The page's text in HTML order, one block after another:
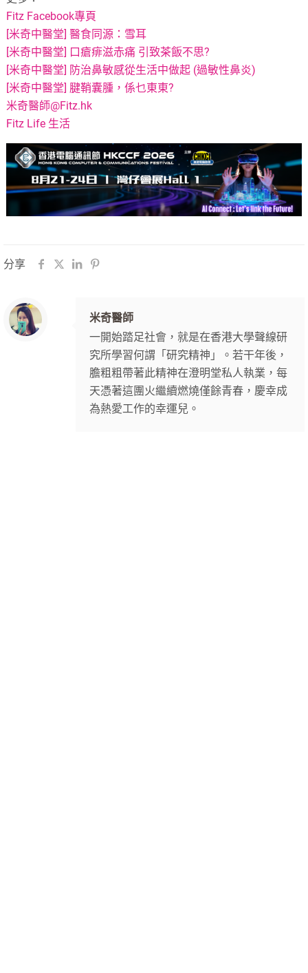
Fitz Facebook專頁
[米奇中醫堂] 醫食同源：雪耳
[米奇中醫堂] 口瘡痱滋赤痛 引致茶飯不思?
[米奇中醫堂] 防治鼻敏感從生活中做起 (過敏性鼻炎)
[米奇中醫堂] 腱鞘囊腫，係乜東東?
米奇醫師@Fitz.hk
Fitz Life 生活
分享
米奇醫師
一開始踏足社會，就是在香港大學聲線研
究所學習何謂「研究精神」。若干年後，
膽粗粗帶著此精神在澄明堂私人執業，每
天憑著這團火繼續燃燒僅餘青春，慶幸成
為熱愛工作的幸運兒。